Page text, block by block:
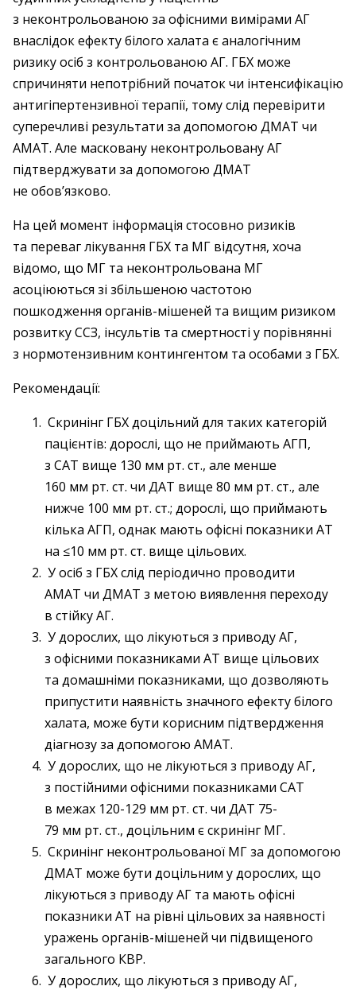
з неконтрольованою за офісними вимірами АГ
внаслідок ефекту білого халата є аналогічним
ризику осіб з контрольованою АГ. ГБХ може
спричиняти непотрібний початок чи інтенсифікацію
антигіпертензивної терапії, тому слід перевірити
супереч­ливі результати за допомогою ДМАТ чи
АМАТ. Але масковану неконтрольовану АГ
підтверджувати за допомогою ДМАТ
не обов’язково.
На цей момент інформація стосовно ризиків
та переваг лікування ГБХ та МГ відсутня, хоча
відомо, що МГ та неконтро­льована МГ
асоціюються зі збільшеною частотою
пошкодження органів-мішеней та вищим ризиком
розвитку ССЗ, інсультів та смертності у порівнянні
з нормотензивним контингентом та особами з ГБХ.
Рекомендації:
Скринінг ГБХ доцільний для таких категорій
пацієнтів: дорослі, що не приймають АГП,
з САТ вище 130 мм рт. ст., але менше
160 мм рт. ст. чи ДАТ вище 80 мм рт. ст., але
нижче 100 мм рт. ст.; дорослі, що приймають
кілька АГП, однак мають офісні показники АТ
на ≤10 мм рт. ст. вище цільових.
У осіб з ГБХ слід періодично проводити
АМАТ чи ДМАТ з метою виявлення переходу
в стійку АГ.
У дорослих, що лікуються з приводу АГ,
з офісними показниками АТ вище цільових
та домашніми показниками, що дозволяють
припустити наявність значного ефекту білого
халата, може бути корисним підтвердження
діагнозу за допомогою АМАТ.
У дорослих, що не лікуються з приводу АГ,
з постійними офісними показниками САТ
в межах 120-129 мм рт. ст. чи ДАТ 75-
79 мм рт. ст., доцільним є скринінг МГ.
Скринінг неконтрольованої МГ за допомогою
ДМАТ може бути доцільним у дорослих, що
лікуються з приводу АГ та мають офісні
показники АТ на рівні цільових за наявності
уражень органів-мішеней чи підвищеного
загального КВР.
У дорослих, що лікуються з приводу АГ,